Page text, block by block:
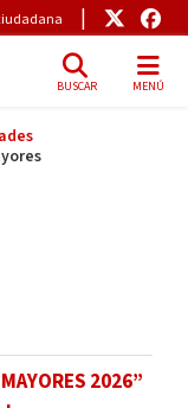
Enlace
BUSCAR MENÚ
2026”